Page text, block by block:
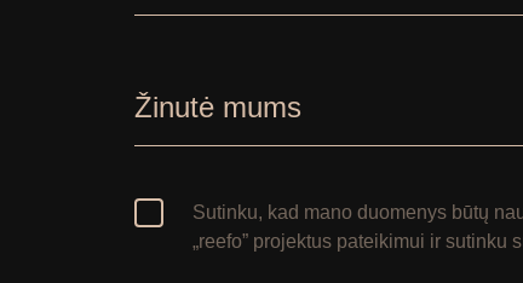
Žinutė mums
Sutinku, kad mano duomenys būtų
„reefo” projektus pateikimui ir sutinku